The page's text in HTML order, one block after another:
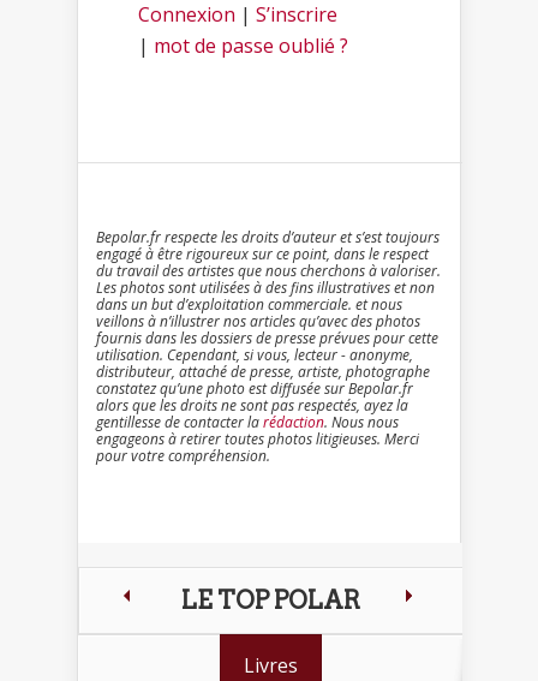
Connexion | S’inscrire
| mot de passe oublié ?
Bepolar.fr respecte les droits d’auteur et s’est toujours
engagé à être rigoureux sur ce point, dans le respect
du travail des artistes que nous cherchons à valoriser.
Les photos sont utilisées à des fins illustratives et non
dans un but d’exploitation commerciale. et nous
veillons à n’illustrer nos articles qu’avec des photos
fournis dans les dossiers de presse prévues pour cette
utilisation. Cependant, si vous, lecteur - anonyme,
distributeur, attaché de presse, artiste, photographe
constatez qu’une photo est diffusée sur Bepolar.fr
alors que les droits ne sont pas respectés, ayez la
gentillesse de contacter larédaction. Nous nous
engageons à retirer toutes photos litigieuses. Merci
pour votre compréhension.
LE TOP POLAR
Livres